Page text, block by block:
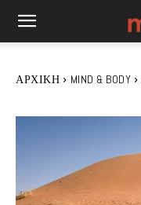
ΑΡΧΙΚΉ MIND & BODY